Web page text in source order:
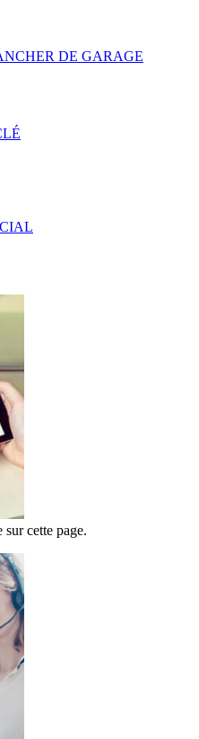
DE GARAGE
cette page.